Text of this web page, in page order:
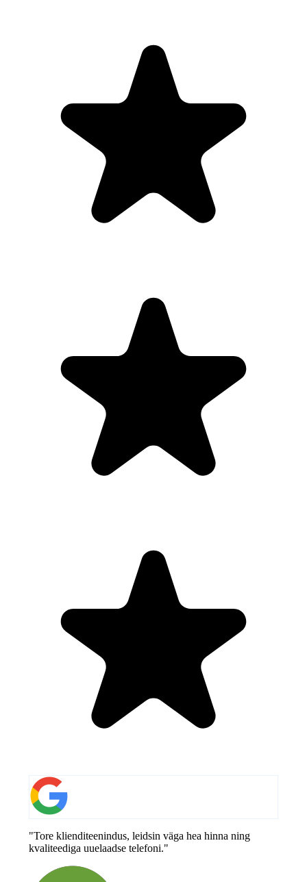
"Tore klienditeenindus, leidsin väga hea hinna ning
kvaliteediga uuelaadse telefoni."